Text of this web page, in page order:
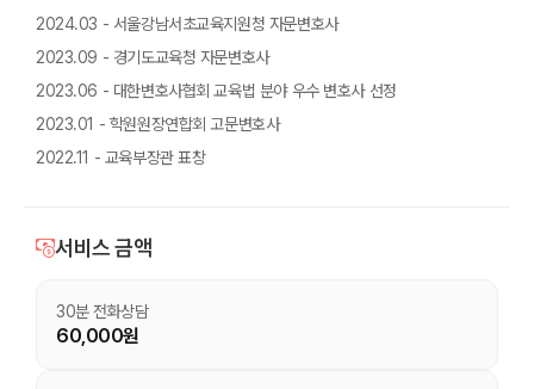
2024.03 - 서울강남서초교육지원청 자문변호사
2023.09 - 경기도교육청 자문변호사
2023.06 - 대한변호사협회 교육법 분야 우수 변호사 선정
2023.01 - 학원원장연합회 고문변호사
2022.11 - 교육부장관 표창
서비스 금액
30분 전화상담
60,000원